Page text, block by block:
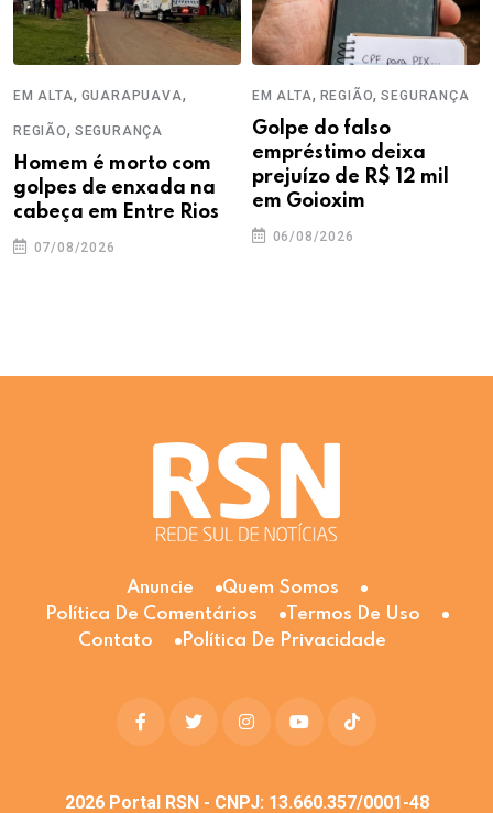
EM ALTA, GUARAPUAVA,
REGIÃO, SEGURANÇA
Homem é morto com
golpes de enxada na
cabeça em Entre Rios
07/08/2026
EM ALTA, REGIÃO,SEGURANÇA
Golpe do falso
empréstimo deixa
prejuízo de R$ 12 mil
em Goioxim
06/08/2026
Anuncie
Quem Somos
Política De Comentários
Termos De Uso
Contato
Política De Privacidade
2026Portal RSN - CNPJ: 13.660.357/0001-48